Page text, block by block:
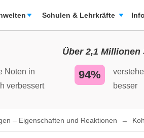
Schulen & Lehrkräfte
Über 2,1
Noten in
verbessert
94%
besser
– Eigenschaften und Reaktionen